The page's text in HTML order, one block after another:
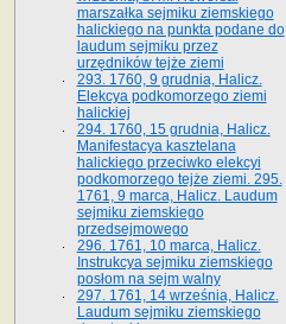
marszałka sejmiku ziemskiego
halickiego na punkta podane do
laudum sejmiku przez
urzędników tejże ziemi
293. 1760, 9 grudnia, Halicz.
Elekcya podkomorzego ziemi
halickiej
294. 1760, 15 grudnia, Halicz.
Manifestacya kasztelana
halickiego przeciwko elekcyi
podkomorzego tejże ziemi. 295.
1761, 9 marca, Halicz. Laudum
sejmiku ziemskiego
przedsejmowego
296. 1761, 10 marca, Halicz.
Instrukcya sejmiku ziemskiego
posłom na sejm walny
297. 1761, 14 września, Halicz.
Laudum sejmiku ziemskiego